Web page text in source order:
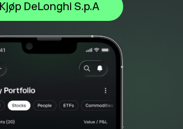
Kjøp DeLonghi S.p.A